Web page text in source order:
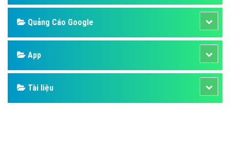
Quảng Cáo Google
App
Tài liệu